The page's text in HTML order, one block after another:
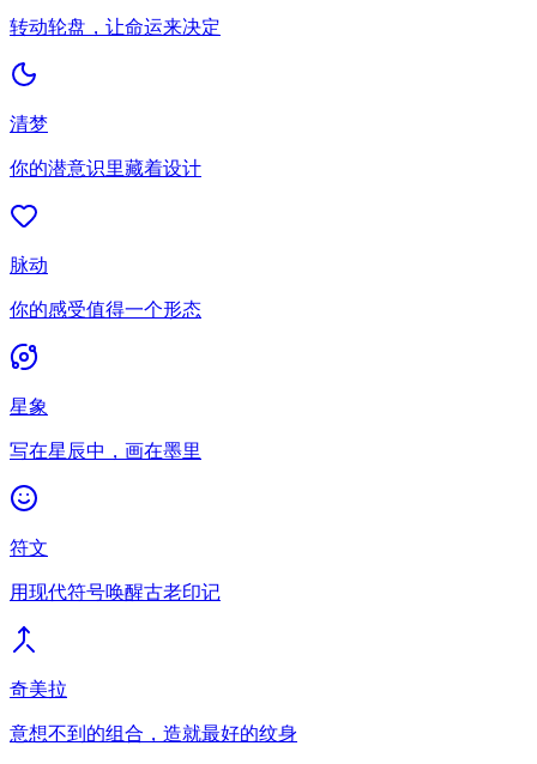
转动轮盘，让命运来决定
清梦
你的潜意识里藏着设计
脉动
你的感受值得一个形态
星象
写在星辰中，画在墨里
符文
用现代符号唤醒古老印记
奇美拉
意想不到的组合，造就最好的纹身